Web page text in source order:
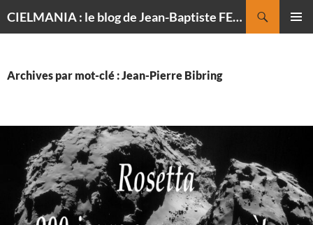
CIELMANIA : le blog de Jean-Baptiste FELDMANN, photographe du ciel
Archives par mot-clé : Jean-Pierre Bibring